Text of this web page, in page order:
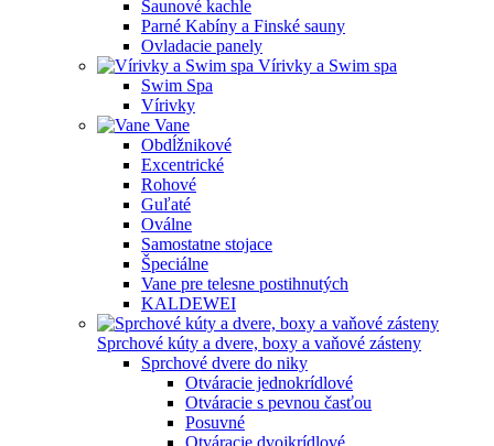
Saunové kachle
Parné Kabíny a Finské sauny
Ovladacie panely
Vírivky a Swim spa
Swim Spa
Vírivky
Vane
Obdĺžnikové
Excentrické
Rohové
Guľaté
Oválne
Samostatne stojace
Špeciálne
Vane pre telesne postihnutých
KALDEWEI
Sprchové kúty a dvere, boxy a vaňové zásteny
Sprchové dvere do niky
Otváracie jednokrídlové
Otváracie s pevnou časťou
Posuvné
Otváracie dvojkrídlové